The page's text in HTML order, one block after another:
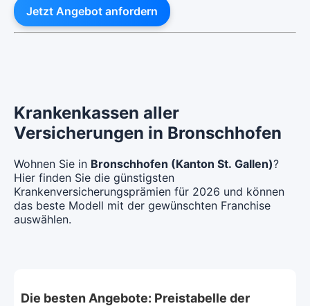
Jetzt Angebot anfordern
Krankenkassen aller
Versicherungen in Bronschhofen
Wohnen Sie in Bronschhofen (Kanton St. Gallen)?
Hier finden Sie die günstigsten
Krankenversicherungsprämien für 2026 und können
das beste Modell mit der gewünschten Franchise
auswählen.
Die besten Angebote: Preistabelle der